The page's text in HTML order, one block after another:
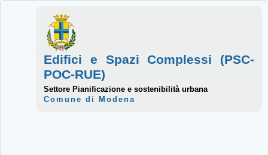
Edifici e Spazi Complessi (PSC-
POC-RUE)
Settore Pianificazione e sostenibilità urbana
Comune di Modena